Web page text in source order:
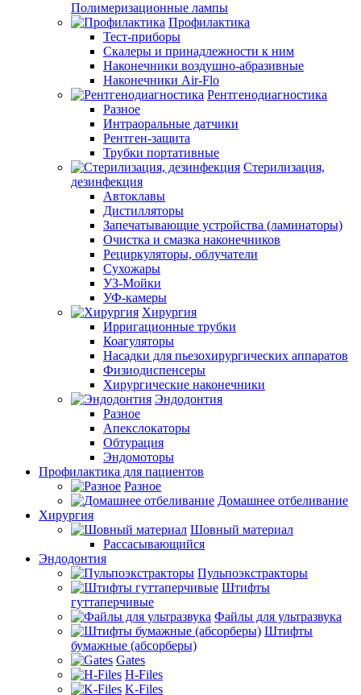
Полимеризационные лампы
Профилактика
Тест-приборы
Скалеры и принадлежности к ним
Наконечники воздушно-абразивные
Наконечники Air-Flo
Рентгенодиагностика
Разное
Интраоральные датчики
Рентген-защита
Трубки портативные
Стерилизация,
дезинфекция
Автоклавы
Дистилляторы
Запечатывающие устройства (ламинаторы)
Очистка и смазка наконечников
Рециркуляторы, облучатели
Сухожары
УЗ-Мойки
УФ-камеры
Хирургия
Ирригационные трубки
Коагуляторы
Насадки для пьезохирургических аппаратов
Физиодиспенсеры
Хирургические наконечники
Эндодонтия
Разное
Апекслокаторы
Обтурация
Эндомоторы
Профилактика для пациентов
Разное
Домашнее отбеливание
Хирургия
Шовный материал
Рассасывающийся
Эндодонтия
Пульпоэкстракторы
Штифты
гуттаперчивые
Файлы для ультразвука
Штифты
бумажные (абсорберы)
Gates
H-Files
K-Files